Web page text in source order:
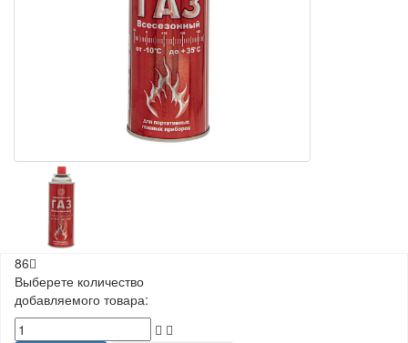
86
Выберете количество
добавляемого товара: